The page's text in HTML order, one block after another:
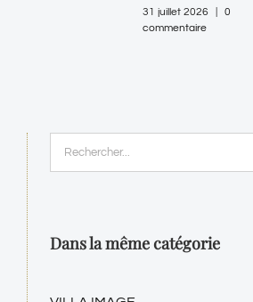
31 juillet 2026
0
commentaire
Dans la même catégorie